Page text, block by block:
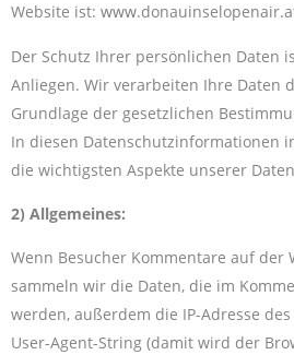
Website ist: www.
Der Schutz Ihrer persönlichen Daten
Anliegen. Wir verarbeiten Ihre Daten
Grundlage der gesetzlichen
In diesen Datenschutzinformationen
die wichtigsten Aspekte unserer
2) Allgemeines:
Wenn Besucher Kommentare auf der
sammeln wir die Daten, die im
werden, außerdem die IP-Adresse
User-Agent-String (damit wird der